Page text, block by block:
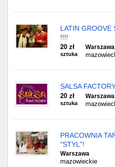
LATIN GROOVE
!!!!
20 zł
sztuka
Warszawa
SALSA
20 zł
sztuka
Warszawa
PRACOWNIA
"STYL"!
Warszawa
mazowieckie